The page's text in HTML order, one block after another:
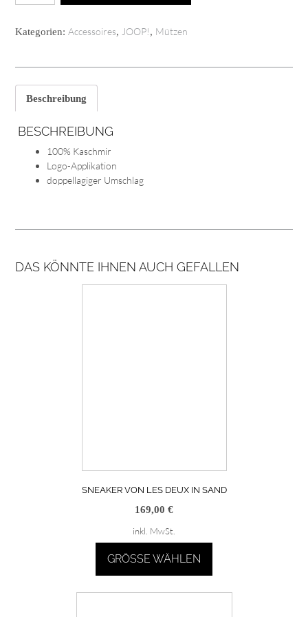
JOOP!
beige
Kategorien: Accessoires, JOOP!, Mützen
Beschreibung
BESCHREIBUNG
100% Kaschmir
Logo-Applikation
doppellagiger Umschlag
DAS KÖNNTE IHNEN AUCH GEFALLEN
SNEAKER VON LES DEUX IN SAND
169,00 €
inkl. MwSt.
GRÖSSE WÄHLEN
Produkt